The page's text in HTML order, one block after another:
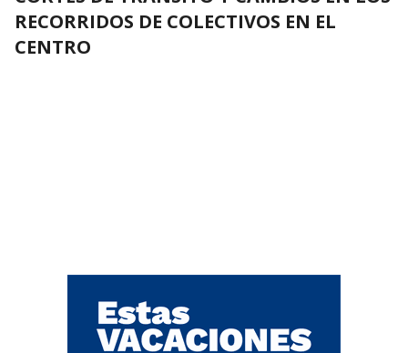
RECORRIDOS DE COLECTIVOS EN EL
CENTRO